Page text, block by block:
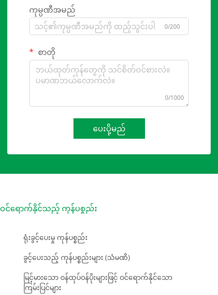
ကုမ္ပဏီအမည်
0/200
စာတို
0/1000
ပေးပို့မည်
ဝင်ရောက်နိုင်သည့် ကုန်ပစ္စည်း
ရုံးခွင့်ပေးမှု ကုန်ပစ္စည်း
ခွင့်ပေးသည့် ကုန်ပစ္စည်းများ (သံမဏိ)
မြင့်မားသော ဝန်ထုပ်ဝန်ပိုးများဖြင့် ဝင်ရောက်နိုင်သော
ကြမ်းပြင်များ